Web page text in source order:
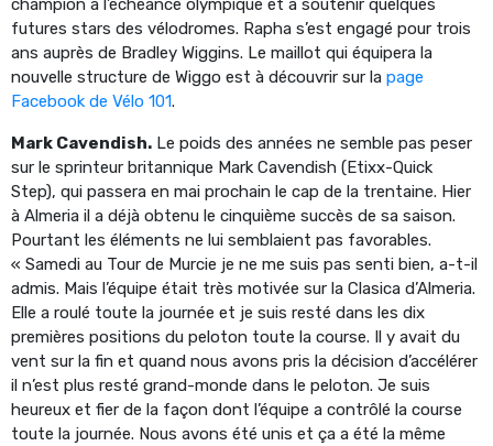
champion à l’échéance olympique et à soutenir quelques
futures stars des vélodromes. Rapha s’est engagé pour trois
ans auprès de Bradley Wiggins. Le maillot qui équipera la
nouvelle structure de Wiggo est à découvrir sur la page
Facebook de Vélo 101.
Mark Cavendish. Le poids des années ne semble pas peser
sur le sprinteur britannique Mark Cavendish (Etixx-Quick
Step), qui passera en mai prochain le cap de la trentaine. Hier
à Almeria il a déjà obtenu le cinquième succès de sa saison.
Pourtant les éléments ne lui semblaient pas favorables.
« Samedi au Tour de Murcie je ne me suis pas senti bien, a-t-il
admis. Mais l’équipe était très motivée sur la Clasica d’Almeria.
Elle a roulé toute la journée et je suis resté dans les dix
premières positions du peloton toute la course. Il y avait du
vent sur la fin et quand nous avons pris la décision d’accélérer
il n’est plus resté grand-monde dans le peloton. Je suis
heureux et fier de la façon dont l’équipe a contrôlé la course
toute la journée. Nous avons été unis et ça a été la même